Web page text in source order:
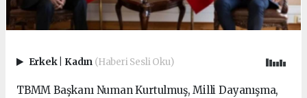
Erkek Kadın (Haberi Sesli Oku)
TBMM Başkanı Numan Kurtulmuş, Milli Dayanışma,